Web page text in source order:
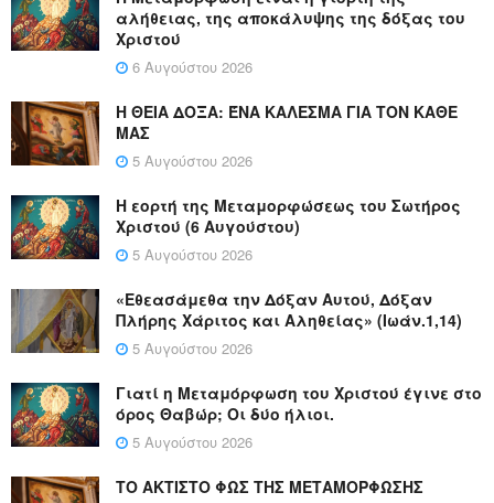
αλήθειας, της αποκάλυψης της δόξας του
Χριστού
6 Αυγούστου 2026
Η ΘΕΙΑ ΔΟΞΑ: ΈΝΑ ΚΑΛΕΣΜΑ ΓΙΑ ΤΟΝ ΚΑΘΕ
ΜΑΣ
5 Αυγούστου 2026
Η εορτή της Μεταμορφώσεως του Σωτήρος
Χριστού (6 Αυγούστου)
5 Αυγούστου 2026
«Εθεασάμεθα την Δόξαν Αυτού, Δόξαν
Πλήρης Χάριτος και Αληθείας» (Ιωάν.1,14)
5 Αυγούστου 2026
Γιατί η Μεταμόρφωση του Χριστού έγινε στο
όρος Θαβώρ; Οι δύο ήλιοι.
5 Αυγούστου 2026
ΤΟ ΑΚΤΙΣΤΟ ΦΩΣ ΤΗΣ ΜΕΤΑΜΟΡΦΩΣΗΣ